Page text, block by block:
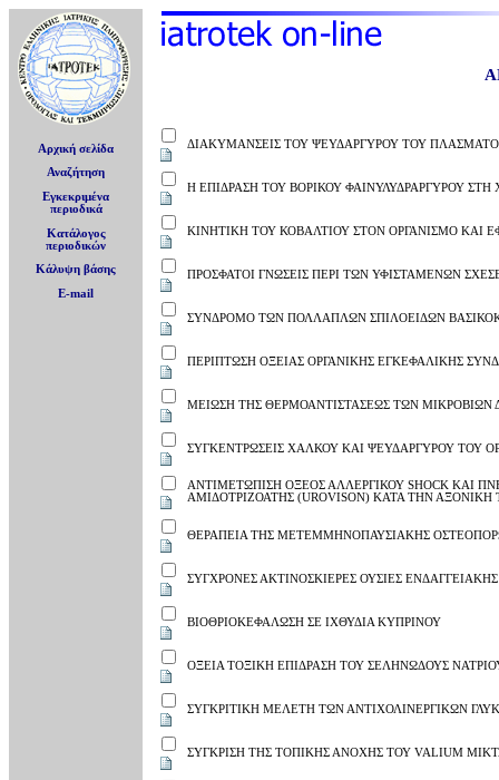
Αρχική σελίδα
Αναζήτηση
Εγκεκριμένα
περιοδικά
Κατάλογος
περιοδικών
Κάλυψη βάσης
E-mail
ΔΙΑΚΥΜΑΝΣΕΙΣ ΤΟΥ ΨΕΥΔΑΡΓΥΡΟΥ ΤΟΥ
Η ΕΠΙΔΡΑΣΗ ΤΟΥ ΒΟΡΙΚΟΥ ΦΑΙΝΥΛΥΔΡΑΡΓΥΡΟΥ ΣΤΗ
ΚΙΝΗΤΙΚΗ ΤΟΥ ΚΟΒΑΛΤΙΟΥ ΣΤΟΝ ΟΡΓΑΝΙΣΜΟ ΚΑΙ
ΠΡΟΣΦΑΤΟΙ ΓΝΩΣΕΙΣ ΠΕΡΙ ΤΩΝ ΥΦΙΣΤΑΜΕΝΩΝ
ΣΥΝΔΡΟΜΟ ΤΩΝ ΠΟΛΛΑΠΛΩΝ ΣΠΙΛΟΕΙΔΩΝ
ΠΕΡΙΠΤΩΣΗ ΟΞΕΙΑΣ ΟΡΓΑΝΙΚΗΣ ΕΓΚΕΦΑΛΙΚΗΣ
ΜΕΙΩΣΗ ΤΗΣ ΘΕΡΜΟΑΝΤΙΣΤΑΣΕΩΣ ΤΩΝ
ΣΥΓΚΕΝΤΡΩΣΕΙΣ ΧΑΛΚΟΥ ΚΑΙ ΨΕΥΔΑΡΓΥΡΟΥ ΤΟΥ
ΑΝΤΙΜΕΤΩΠΙΣΗ ΟΞΕΟΣ ΑΛΛΕΡΓΙΚΟΥ SHOCK ΚΑΙ
ΑΜΙΔΟΤΡΙΖΟΑΤΗΣ (UROVISON) ΚΑΤΑ ΤΗΝ
ΘΕΡΑΠΕΙΑ ΤΗΣ ΜΕΤΕΜΜΗΝΟΠΑΥΣΙΑΚΗΣ
ΣΥΓΧΡΟΝΕΣ ΑΚΤΙΝΟΣΚΙΕΡΕΣ ΟΥΣΙΕΣ
ΒΙΟΘΡΙΟΚΕΦΑΛΩΣΗ ΣΕ ΙΧΘΥΔΙΑ ΚΥΠΡΙΝΟΥ
ΟΞΕΙΑ ΤΟΞΙΚΗ ΕΠΙΔΡΑΣΗ ΤΟΥ ΣΕΛΗΝΩΔΟΥΣ
ΣΥΓΚΡΙΤΙΚΗ ΜΕΛΕΤΗ ΤΩΝ ΑΝΤΙΧΟΛΙΝΕΡΓΙΚΩΝ
ΣΥΓΚΡΙΣΗ ΤΗΣ ΤΟΠΙΚΗΣ ΑΝΟΧΗΣ ΤΟΥ VALIUM